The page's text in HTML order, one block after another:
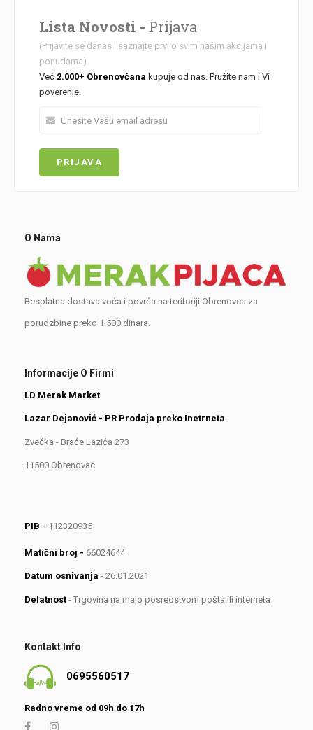
Lista Novosti - Prijava
(Prijavite se danas i saznajte prvi o svim našim akcijama i
ponudama)
Već 2.000+ Obrenovčana kupuje od nas. Pružite nam i Vi
poverenje.
O Nama
Besplatna dostava voća i povrća na teritoriji Obrenovca za
porudzbine preko 1.500 dinara.
Informacije O Firmi
LD Merak Market
Lazar Dejanović - PR Prodaja preko Inetrneta
Zvečka - Braće Lazića 273
11500 Obrenovac
PIB - 112320935
Matični broj - 66024644
Datum osnivanja - 26.01.2021
Delatnost - Trgovina na malo posredstvom pošta ili interneta
Kontakt Info
0695560517
Radno vreme od 09h do 17h